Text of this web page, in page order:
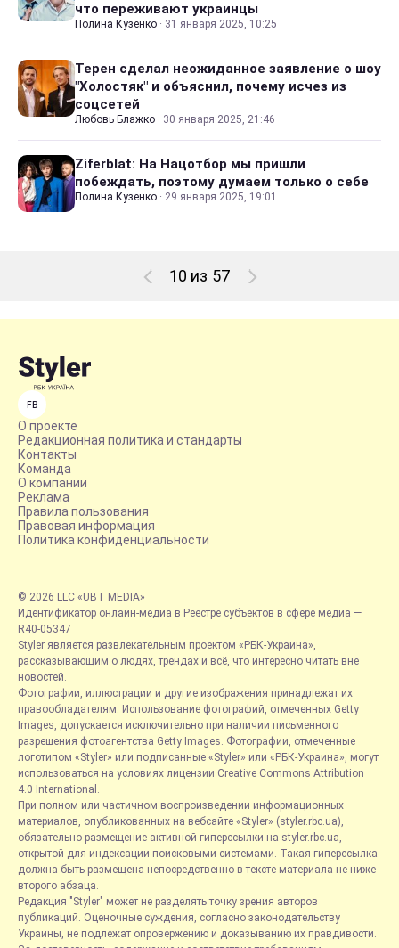
что переживают украинцы
Полина Кузенко · 31 января 2025, 10:25
Терен сделал неожиданное заявление о шоу
"Холостяк" и объяснил, почему исчез из
соцсетей
Любовь Блажко · 30 января 2025, 21:46
Ziferblat: На Нацотбор мы пришли
побеждать, поэтому думаем только о себе
Полина Кузенко · 29 января 2025, 19:01
10 из 57
FB
О проекте
Редакционная политика и стандарты
Контакты
Команда
О компании
Реклама
Правила пользования
Правовая информация
Политика конфиденциальности
© 2026 LLC «UBT MEDIA»
Идентификатор онлайн-медиа в Реестре субъектов в сфере медиа —
R40-05347
Styler является развлекательным проектом «РБК-Украина»,
рассказывающим о людях, трендах и всё, что интересно читать вне
новостей.
Фотографии, иллюстрации и другие изображения принадлежат их
правообладателям. Использование фотографий, отмеченных Getty
Images, допускается исключительно при наличии письменного
разрешения фотоагентства Getty Images. Фотографии, отмеченные
логотипом «Styler» или подписанные «Styler» или «РБК-Украина», могут
использоваться на условиях лицензии Creative Commons Attribution
4.0 International.
При полном или частичном воспроизведении информационных
материалов, опубликованных на вебсайте «Styler» (styler.rbc.ua),
обязательно размещение активной гиперссылки на styler.rbc.ua,
открытой для индексации поисковыми системами. Такая гиперссылка
должна быть размещена непосредственно в тексте материала не ниже
второго абзаца.
Редакция "Styler" может не разделять точку зрения авторов
публикаций. Оценочные суждения, согласно законодательству
Украины, не подлежат опровержению и доказыванию их правдивости.